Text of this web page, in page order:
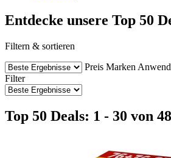
Entdecke unsere Top 50
Filtern & sortieren
Preis Marken
Filter
Top 50 Deals: 1 - 30 von